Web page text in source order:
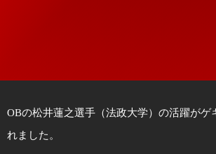
OBの松井蓮之選手（法政大学）の活躍がゲ
れました。